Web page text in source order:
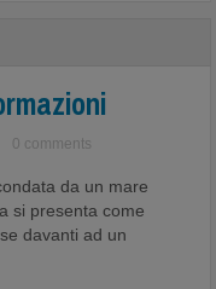
0 comments
da un mare
si presenta come
davanti ad un